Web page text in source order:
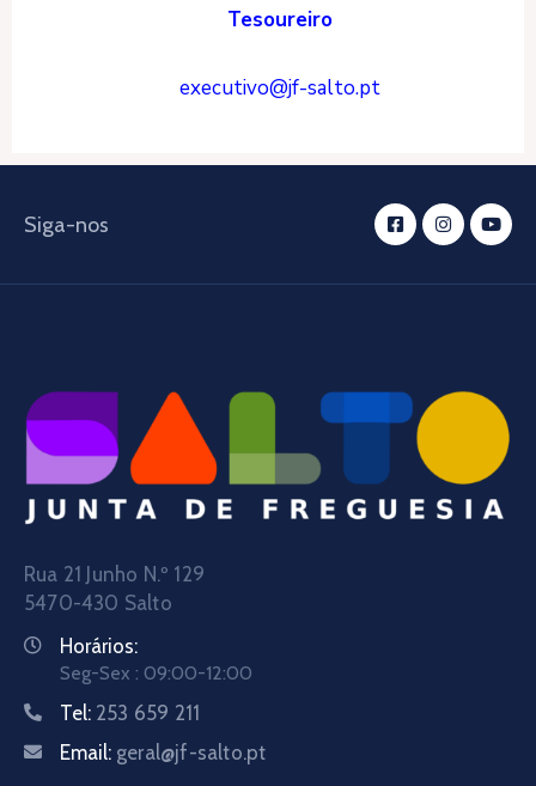
Tesoureiro
executivo@jf-salto.pt
Siga-nos
Rua 21 Junho N.º 129
5470-430 Salto
Horários:
Seg-Sex : 09:00-12:00
Tel: 253 659 211
Email: geral@jf-salto.pt